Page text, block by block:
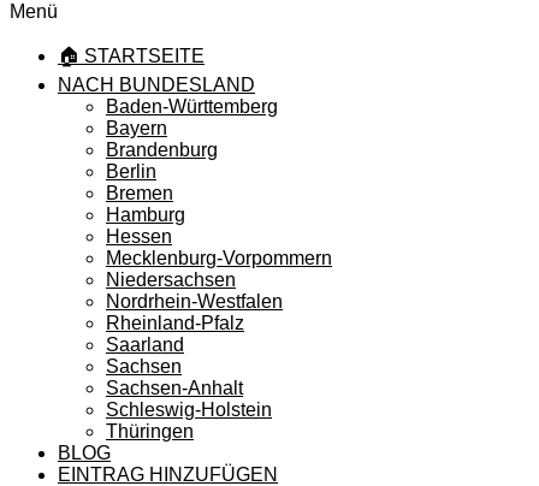
Menü
🏠 STARTSEITE
NACH BUNDESLAND
Baden-Württemberg
Bayern
Brandenburg
Berlin
Bremen
Hamburg
Hessen
Mecklenburg-Vorpommern
Niedersachsen
Nordrhein-Westfalen
Rheinland-Pfalz
Saarland
Sachsen
Sachsen-Anhalt
Schleswig-Holstein
Thüringen
BLOG
EINTRAG HINZUFÜGEN